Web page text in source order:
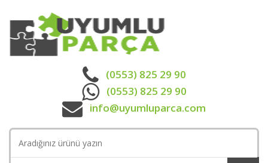
(0553) 825 29 90
(0553) 825 29 90
info@uyumluparca.com